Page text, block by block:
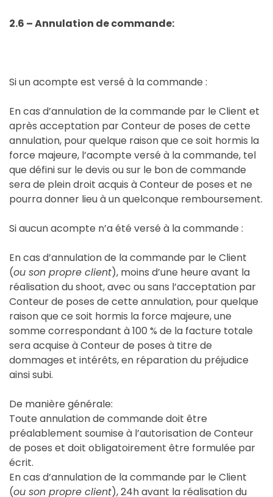
2.6 – Annulation de commande:
Si un acompte est versé à la commande :
En cas d’annulation de la commande par le Client et
après acceptation par Conteur de poses de cette
annulation, pour quelque raison que ce soit hormis la
force majeure, l’acompte versé à la commande, tel
que défini sur le devis ou sur le bon de commande
sera de plein droit acquis à Conteur de poses et ne
pourra donner lieu à un quelconque remboursement.
Si aucun acompte n’a été versé à la commande :
En cas d’annulation de la commande par le Client
(ou son propre client), moins d’une heure avant la
réalisation du shoot, avec ou sans l’acceptation par
Conteur de poses de cette annulation, pour quelque
raison que ce soit hormis la force majeure, une
somme correspondant à 100 % de la facture totale
sera acquise à Conteur de poses à titre de
dommages et intérêts, en réparation du préjudice
ainsi subi.
De manière générale:
Toute annulation de commande doit être
préalablement soumise à l’autorisation de Conteur
de poses et doit obligatoirement être formulée par
écrit.
En cas d’annulation de la commande par le Client
(ou son propre client), 24h avant la réalisation du